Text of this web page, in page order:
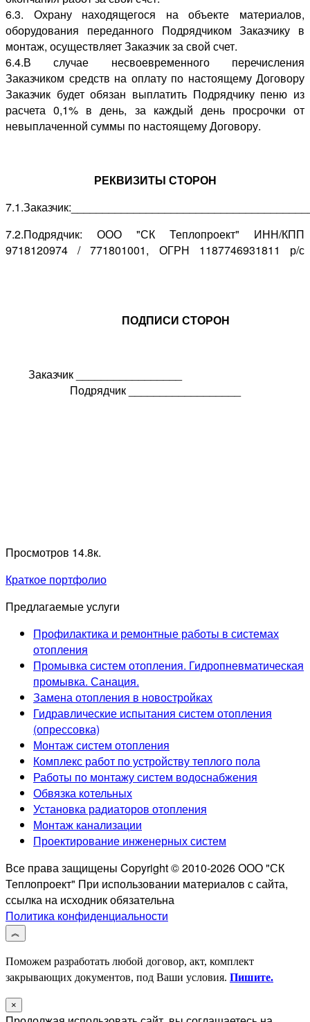
6.3. Охрану находящегося на объекте материалов,
оборудования переданного Подрядчиком Заказчику в
монтаж, осуществляет Заказчик за свой счет.
6.4.В случае несвоевременного перечисления
Заказчиком средств на оплату по настоящему Договору
Заказчик будет обязан выплатить Подрядчику пеню из
расчета 0,1% в день, за каждый день просрочки от
невыплаченной суммы по настоящему Договору.
РЕКВИЗИТЫ СТОРОН
7.2.Подрядчик: ООО "СК Теплопроект" ИНН/КПП
9718120974 / 771801001, ОГРН 1187746931811 р/с
ПОДПИСИ СТОРОН
Заказчик _________________
Подрядчик __________________
Просмотров 14.8к.
Краткое портфолио
Предлагаемые услуги
Профилактика и ремонтные работы в системах
отопления
Промывка систем отопления. Гидропневматическая
промывка. Санация.
Замена отопления в новостройках
Гидравлические испытания систем отопления
(опрессовка)
Монтаж систем отопления
Комплекс работ по устройству теплого пола
Работы по монтажу систем водоснабжения
Обвязка котельных
Установка радиаторов отопления
Монтаж канализации
Проектирование инженерных систем
Все права защищены Copyright © 2010-2026 ООО "СК
Теплопроект" При использовании материалов с сайта,
ссылка на исходник обязательна
Политика конфиденциальности
Поможем разработать любой договор, акт, комплект
закрывающих документов, под Ваши условия. Пишите.
×